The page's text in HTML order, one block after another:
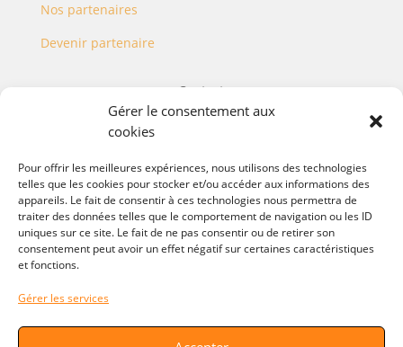
Gérer le consentement aux
cookies
Pour offrir les meilleures expériences, nous utilisons des technologies
telles que les cookies pour stocker et/ou accéder aux informations des
appareils. Le fait de consentir à ces technologies nous permettra de
traiter des données telles que le comportement de navigation ou les ID
uniques sur ce site. Le fait de ne pas consentir ou de retirer son
consentement peut avoir un effet négatif sur certaines caractéristiques
et fonctions.
Gérer les services
Nos partenaires
Devenir partenaire
Contact
Nous contacter
Nous rejoindre
Politique
Conditions des programmes